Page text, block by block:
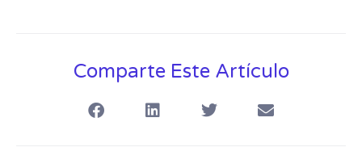
Comparte Este Artículo